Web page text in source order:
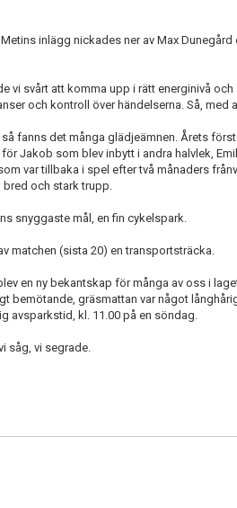
inlägg nickades ner av Max
vi svårt att komma upp i rätt energinivå
och kontroll över händelserna. Så, med
så fanns det många glädjeämnen. Årets
Jakob som blev inbytt i andra halvlek,
var tillbaka i spel efter två månaders
bred och stark trupp.
snyggaste mål, en fin cykelspark.
matchen (sista 20) en transportsträcka.
en ny bekantskap för många av oss i
bemötande, gräsmattan var något
avsparkstid, kl. 11.00 på en söndag.
såg, vi segrade.